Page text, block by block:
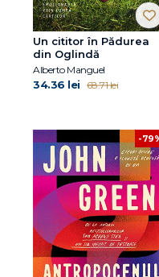
Un cititor în Pădurea
din Oglindă
Alberto Manguel
34.36 lei 68.71 lei
-